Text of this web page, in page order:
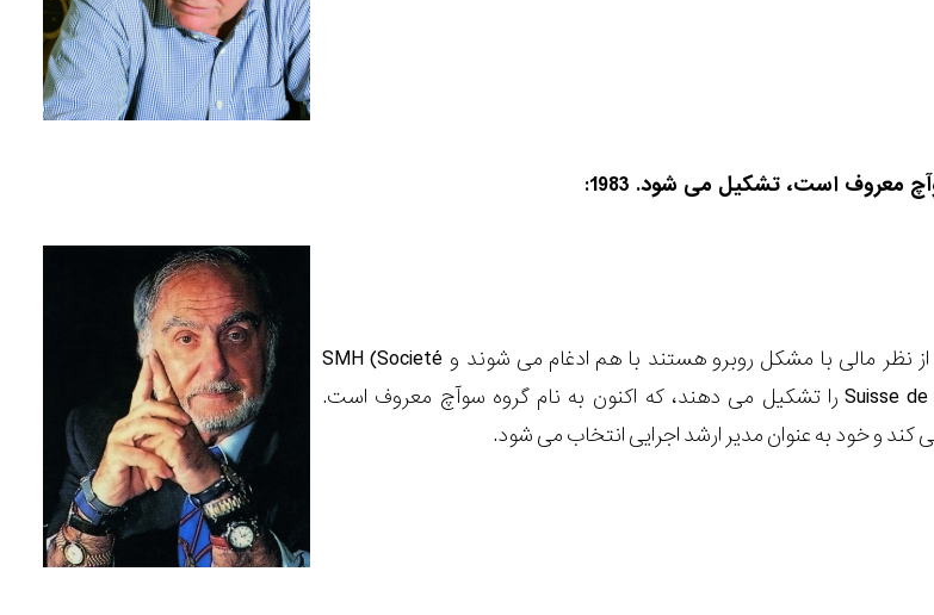
دو برند سوئیسی ASUAG و SSIH که از نظر مالی با مشکل روبرو هستند با هم ادغام می شوند و SMH (Societé
Suisse de Microélectronique et d’Horlogerie) را تشکیل می دهند، که اکنون به نام گروه سوآچ معروف است.
کند و خود به عنوان مدیر ارشد اجرایی انتخاب می شود.